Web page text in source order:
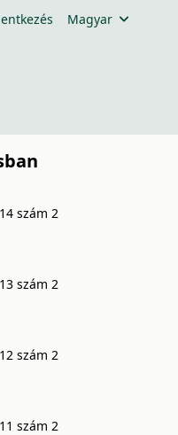
Magyar
szám 2
szám 2
szám 2
szám 2